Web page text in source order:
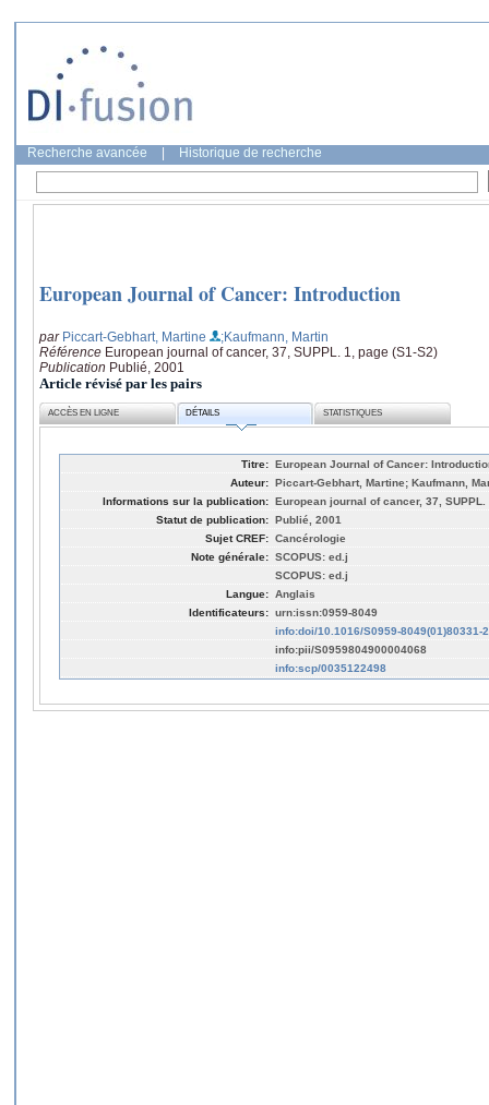
Recherche avancée Historique de recherche
European Journal of Cancer: Introduction
par Piccart-Gebhart, Martine
;Kaufmann, Martin
Référence European journal of cancer, 37, SUPPL. 1, page (S1-S2)
Publication Publié, 2001
Article révisé par les pairs
ACCÈS EN LIGNE DÉTAILS STATISTIQUES
Titre: European Journal of Cancer:
Auteur: Piccart-Gebhart, Martine; Kaufmann,
Informations sur la publication: European journal of cancer, 37, SUPPL.
Statut de publication: Publié, 2001
Sujet CREF: Cancérologie
Note générale: SCOPUS: ed.j
SCOPUS: ed.j
Langue: Anglais
Identificateurs: urn:issn:0959-8049
info:doi/10.1016/S0959-8049(01)80331-2
info:pii/S0959804900004068
info:scp/0035122498